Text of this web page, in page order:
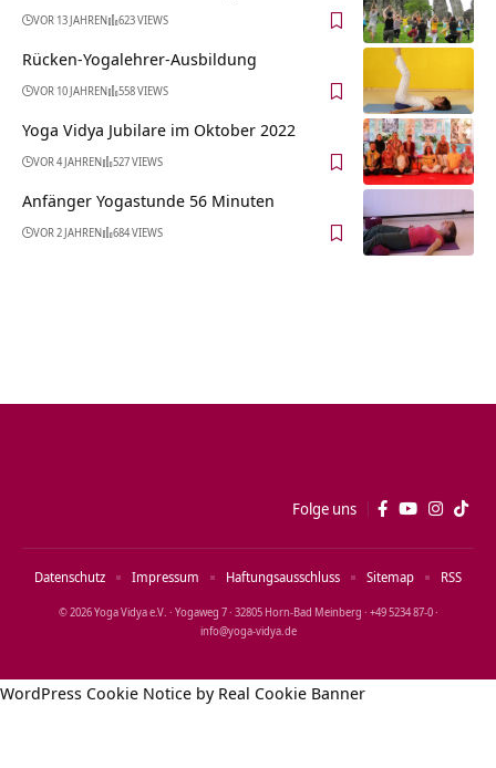
VOR 13 JAHREN 623 VIEWS
Rücken-Yogalehrer-Ausbildung
VOR 10 JAHREN 558 VIEWS
Yoga Vidya Jubilare im Oktober 2022
VOR 4 JAHREN 527 VIEWS
Anfänger Yogastunde 56 Minuten
VOR 2 JAHREN 684 VIEWS
Folge uns
© 2026 Yoga Vidya e.V. · Yogaweg 7 · 32805 Horn‑Bad Meinberg · +49 5234 87‑0 ·
info@yoga‑vidya.de
Datenschutz Impressum Haftungsausschluss Sitemap RSS
WordPress Cookie Notice by Real Cookie Banner